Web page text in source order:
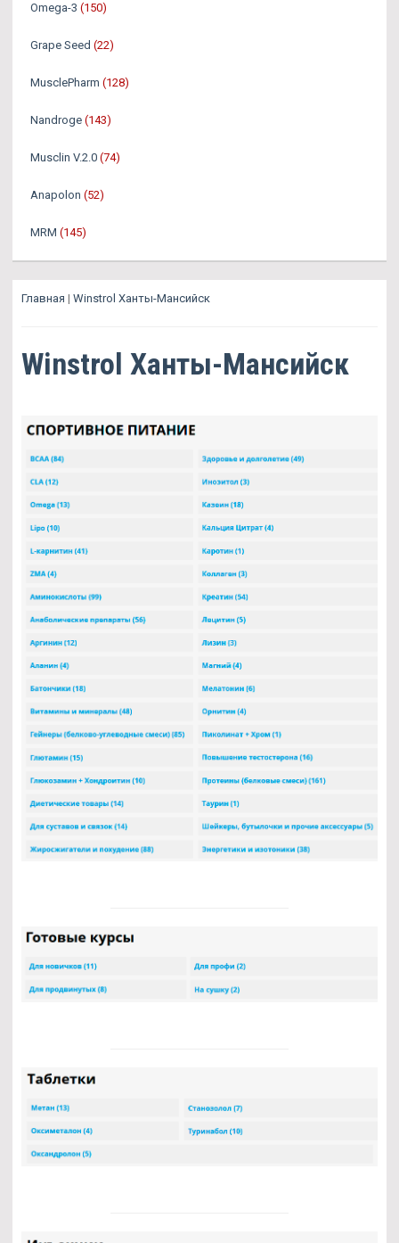
Omega-3 (150)
Grape Seed (22)
MusclePharm (128)
Nandroge (143)
Musclin V.2.0 (74)
Anapolon (52)
MRM (145)
Главная | Winstrol Ханты-Мансийск
Winstrol Ханты-Мансийск